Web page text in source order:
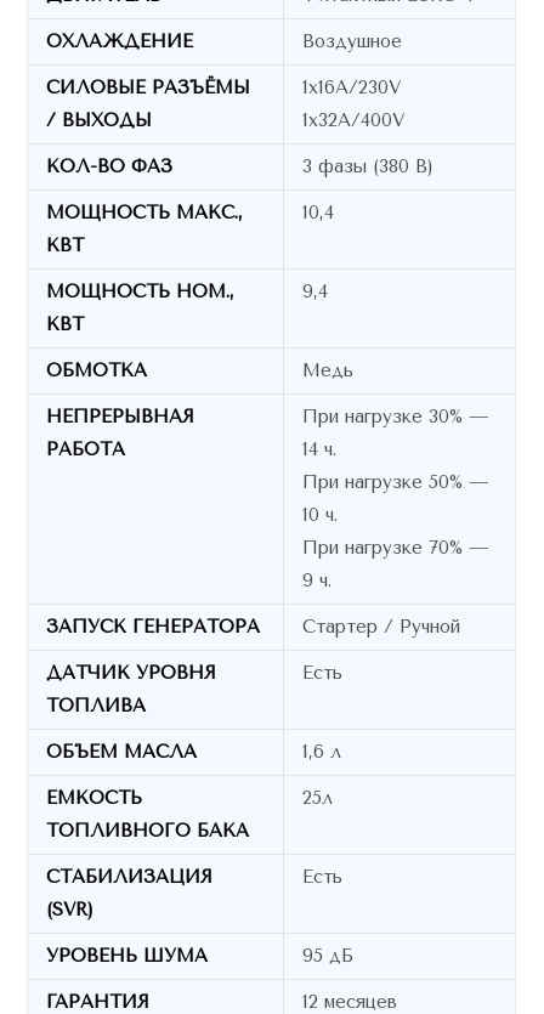
ОХЛАЖДЕНИЕ Воздушное
СИЛОВЫЕ РАЗЪЁМЫ
/ ВЫХОДЫ
1x16A/230V
1x32A/400V
КОЛ-ВО ФАЗ 3 фазы (380 В)
МОЩНОСТЬ МАКС.,
КВТ
10,4
МОЩНОСТЬ НОМ.,
КВТ
9,4
ОБМОТКА Медь
НЕПРЕРЫВНАЯ
РАБОТА
При нагрузке 30% —
14 ч.
При нагрузке 50% —
10 ч.
При нагрузке 70% —
9 ч.
ЗАПУСК ГЕНЕРАТОРА Стартер / Ручной
ДАТЧИК УРОВНЯ
ТОПЛИВА
Есть
ОБЪЕМ МАСЛА 1,6 л
ЕМКОСТЬ
ТОПЛИВНОГО БАКА
25л
СТАБИЛИЗАЦИЯ
(SVR)
Есть
УРОВЕНЬ ШУМА 95 дБ
ГАРАНТИЯ 12 месяцев